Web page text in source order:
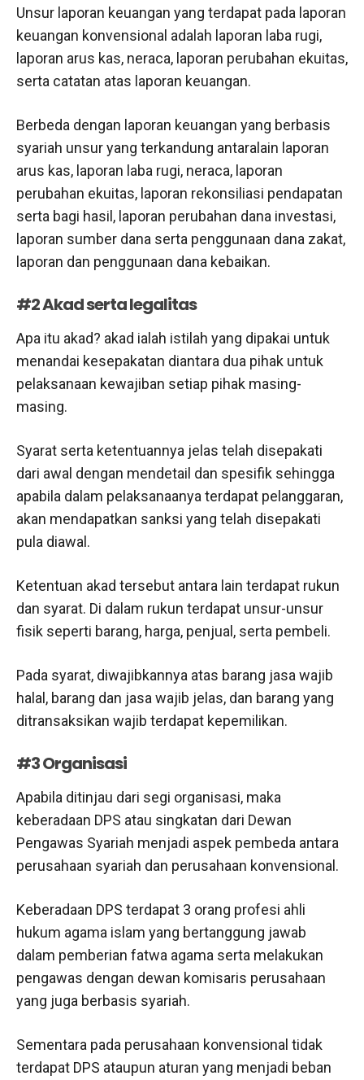
Unsur laporan keuangan yang terdapat pada laporan
keuangan konvensional adalah laporan laba rugi,
laporan arus kas, neraca, laporan perubahan ekuitas,
serta catatan atas laporan keuangan.
Berbeda dengan laporan keuangan yang berbasis
syariah unsur yang terkandung antaralain laporan
arus kas, laporan laba rugi, neraca, laporan
perubahan ekuitas, laporan rekonsiliasi pendapatan
serta bagi hasil, laporan perubahan dana investasi,
laporan sumber dana serta penggunaan dana zakat,
laporan dan penggunaan dana kebaikan.
#2 Akad serta legalitas
Apa itu akad? akad ialah istilah yang dipakai untuk
menandai kesepakatan diantara dua pihak untuk
pelaksanaan kewajiban setiap pihak masing-
masing.
Syarat serta ketentuannya jelas telah disepakati
dari awal dengan mendetail dan spesifik sehingga
apabila dalam pelaksanaanya terdapat pelanggaran,
akan mendapatkan sanksi yang telah disepakati
pula diawal.
Ketentuan akad tersebut antara lain terdapat rukun
dan syarat. Di dalam rukun terdapat unsur-unsur
fisik seperti barang, harga, penjual, serta pembeli.
Pada syarat, diwajibkannya atas barang jasa wajib
halal, barang dan jasa wajib jelas, dan barang yang
ditransaksikan wajib terdapat kepemilikan.
#3 Organisasi
Apabila ditinjau dari segi organisasi, maka
keberadaan DPS atau singkatan dari Dewan
Pengawas Syariah menjadi aspek pembeda antara
perusahaan syariah dan perusahaan konvensional.
Keberadaan DPS terdapat 3 orang profesi ahli
hukum agama islam yang bertanggung jawab
dalam pemberian fatwa agama serta melakukan
pengawas dengan dewan komisaris perusahaan
yang juga berbasis syariah.
Sementara pada perusahaan konvensional tidak
terdapat DPS ataupun aturan yang menjadi beban